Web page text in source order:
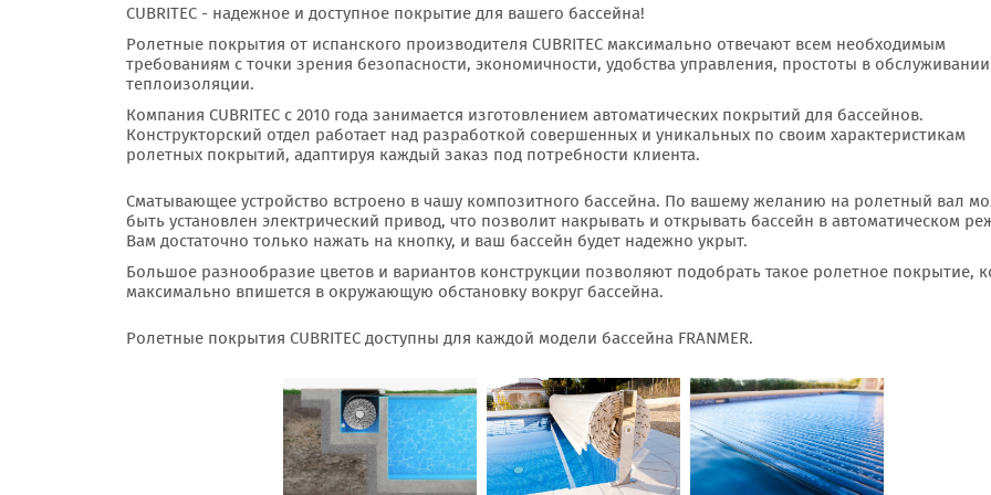
CUBRITEC - надежное и доступное покрытие для вашего бассейна!
Ролетные покрытия от испанского производителя CUBRITEC максимально отвечают всем необходимым
требованиям с точки зрения безопасности, экономичности, удобства управления, простоты в
теплоизоляции.
Компания CUBRITEC с 2010 года занимается изготовлением автоматических покрытий для бассейнов.
Конструкторский отдел работает над разработкой совершенных и уникальных по своим характеристикам
ролетных покрытий, адаптируя каждый заказ под потребности клиента.
Сматывающее устройство встроено в чашу композитного бассейна. По вашему желанию на ролетный вал
быть установлен электрический привод, что позволит накрывать и открывать бассейн в автоматическом
Вам достаточно только нажать на кнопку, и ваш бассейн будет надежно укрыт.
Большое разнообразие цветов и вариантов конструкции позволяют подобрать такое ролетное покрытие,
максимально впишется в окружающую обстановку вокруг бассейна.
Ролетные покрытия CUBRITEC доступны для каждой модели бассейна FRANMER.